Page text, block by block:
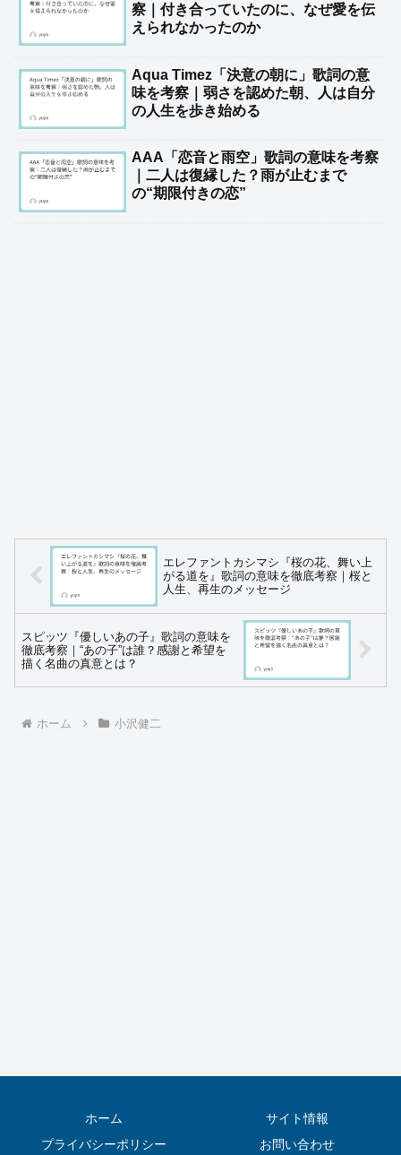
察｜付き合っていたのに、なぜ愛を伝
えられなかったのか
Aqua Timez「決意の朝に」歌詞の意
味を考察｜弱さを認めた朝、人は自分
の人生を歩き始める
AAA「恋音と雨空」歌詞の意味を考察
｜二人は復縁した？雨が止むまで
の“期限付きの恋”
エレファントカシマシ『桜の花、舞い上
がる道を』歌詞の意味を徹底考察｜桜と
人生、再生のメッセージ
スピッツ『優しいあの子』歌詞の意味を
徹底考察｜“あの子”は誰？感謝と希望を
描く名曲の真意とは？
ホーム 小沢健二
ホーム
サイト情報
プライバシーポリシー
お問い合わせ